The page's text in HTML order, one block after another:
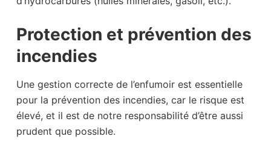
Protection et prévention des
incendies
Une gestion correcte de l’enfumoir est essentielle
pour la prévention des incendies, car le risque est
élevé, et il est de notre responsabilité d’être aussi
prudent que possible.